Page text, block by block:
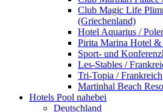
Club Magic Life
(Griechenland)
Hotel Aquarius /
Pirita Marina Hotel
Sport- und
Les-Stables /
Tri-Topia / Frankreich
Martinhal Beach
Hotels Pool nahebei
Deutschland